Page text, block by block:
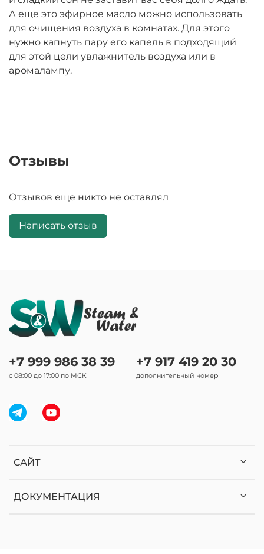
А еще это эфирное масло можно использовать
для очищения воздуха в комнатах. Для этого
нужно капнуть пару его капель в подходящий
для этой цели увлажнитель воздуха или в
аромалампу.
Отзывы
Отзывов еще никто не оставлял
Написать отзыв
САЙТ
ДОКУМЕНТАЦИЯ
+7 999 986 38 39
с 08:00 до 17:00 по МСК
+7 917 419 20 30
дополнительный номер